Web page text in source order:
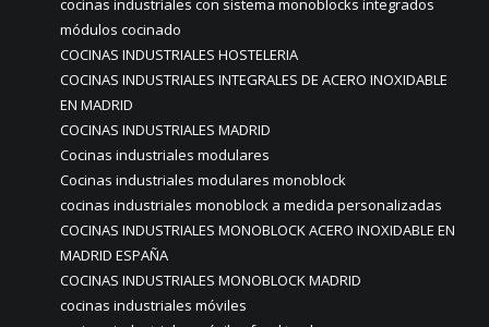
cocinas industriales con sistema monoblocks integrados
módulos cocinado
COCINAS INDUSTRIALES HOSTELERIA
COCINAS INDUSTRIALES INTEGRALES DE ACERO INOXIDABLE
EN MADRID
COCINAS INDUSTRIALES MADRID
Cocinas industriales modulares
Cocinas industriales modulares monoblock
cocinas industriales monoblock a medida personalizadas
COCINAS INDUSTRIALES MONOBLOCK ACERO INOXIDABLE EN
MADRID ESPAÑA
COCINAS INDUSTRIALES MONOBLOCK MADRID
cocinas industriales móviles